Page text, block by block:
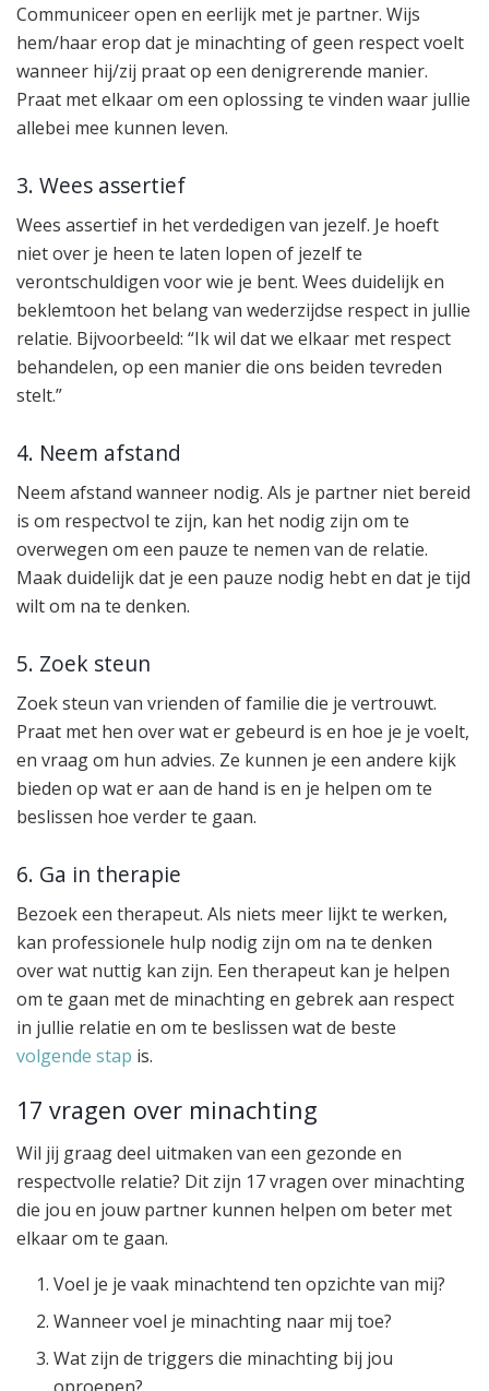
Communiceer open en eerlijk met je partner. Wijs
hem/haar erop dat je minachting of geen respect voelt
wanneer hij/zij praat op een denigrerende manier.
Praat met elkaar om een oplossing te vinden waar jullie
allebei mee kunnen leven.
3. Wees assertief
Wees assertief in het verdedigen van jezelf. Je hoeft
niet over je heen te laten lopen of jezelf te
verontschuldigen voor wie je bent. Wees duidelijk en
beklemtoon het belang van wederzijdse respect in jullie
relatie. Bijvoorbeeld: “Ik wil dat we elkaar met respect
behandelen, op een manier die ons beiden tevreden
stelt.”
4. Neem afstand
Neem afstand wanneer nodig. Als je partner niet bereid
is om respectvol te zijn, kan het nodig zijn om te
overwegen om een pauze te nemen van de relatie.
Maak duidelijk dat je een pauze nodig hebt en dat je tijd
wilt om na te denken.
5. Zoek steun
Zoek steun van vrienden of familie die je vertrouwt.
Praat met hen over wat er gebeurd is en hoe je je voelt,
en vraag om hun advies. Ze kunnen je een andere kijk
bieden op wat er aan de hand is en je helpen om te
beslissen hoe verder te gaan.
6. Ga in therapie
Bezoek een therapeut. Als niets meer lijkt te werken,
kan professionele hulp nodig zijn om na te denken
over wat nuttig kan zijn. Een therapeut kan je helpen
om te gaan met de minachting en gebrek aan respect
in jullie relatie en om te beslissen wat de beste
volgende stap is.
17 vragen over minachting
Wil jij graag deel uitmaken van een gezonde en
respectvolle relatie? Dit zijn 17 vragen over minachting
die jou en jouw partner kunnen helpen om beter met
elkaar om te gaan.
Voel je je vaak minachtend ten opzichte van mij?
Wanneer voel je minachting naar mij toe?
Wat zijn de triggers die minachting bij jou